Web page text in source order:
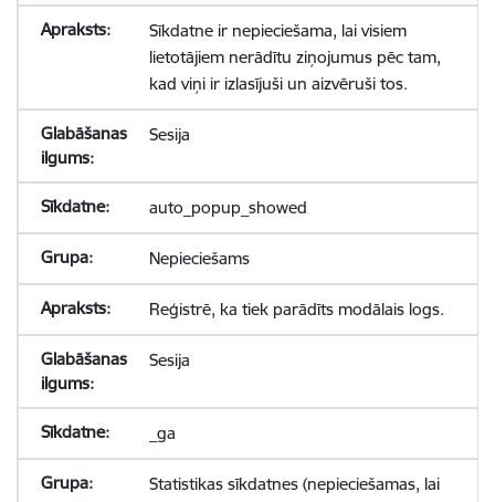
Sīkdatne ir nepieciešama, lai visiem
lietotājiem nerādītu ziņojumus pēc tam,
kad viņi ir izlasījuši un aizvēruši tos.
Sesija
auto_popup_showed
Nepieciešams
Reģistrē, ka tiek parādīts modālais logs.
Sesija
_ga
Statistikas sīkdatnes (nepieciešamas, lai